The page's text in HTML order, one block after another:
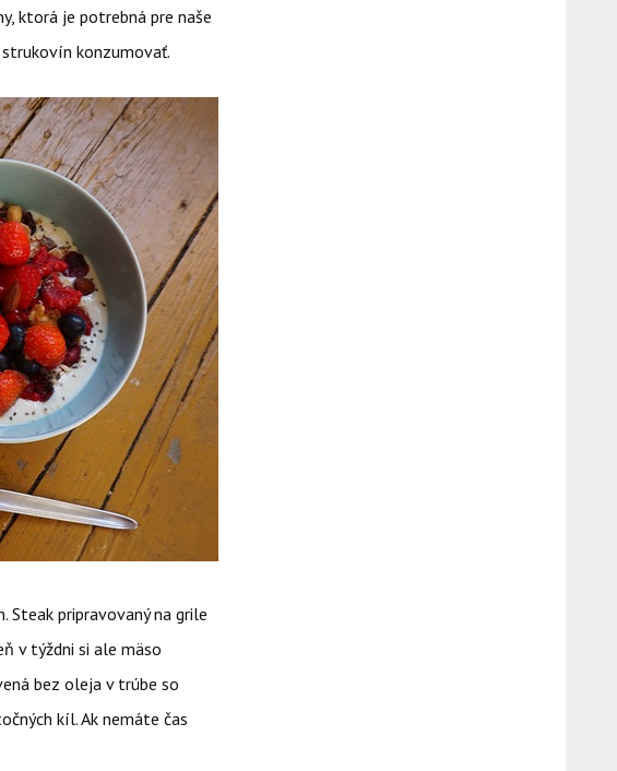
ktorá je potrebná pre naše
konzumovať.
na grile
v týždni si ale mäso
bez oleja v trúbe so
kíl. Ak nemáte čas